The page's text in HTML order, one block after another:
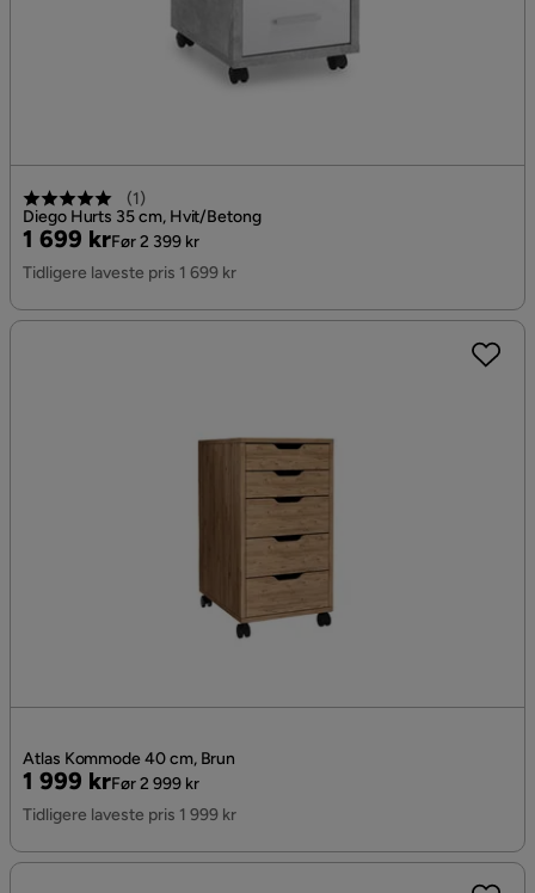
(1)
Diego Hurts 35 cm, Hvit/Betong
Pris
1 699 kr
Original
Pris
Før 2 399 kr
Tidligere laveste pris 1 699 kr
Atlas Kommode 40 cm, Brun
Pris
1 999 kr
Original
Pris
Før 2 999 kr
Tidligere laveste pris 1 999 kr